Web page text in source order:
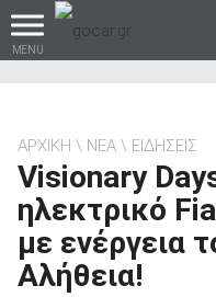
MENU
Βρες τα
ΑΡΧΙΚΗ ΝΕΑ ΕΙΔΗΣΕΙΣ
Visionary
ηλεκτρικό
με ενέργεια
Αλήθεια!